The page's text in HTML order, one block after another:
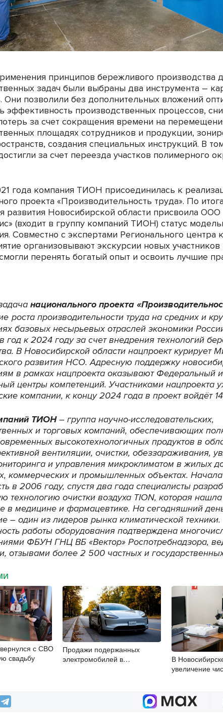
принципов бережливого производства
задач были выбраны два инструмента –
Они позволили без дополнительных вложений
эффективность производственных процессов,
за счет сокращения времени на
площадях сотрудников и продукции,
создания специальных инструкций. В
за счет переезда участков полимерного
года компания ТИОН присоединилась к
проекта «Производительность труда». По
развития Новосибирской области присвоила ООО
(входит в группу компаний ТИОН) статус
Совместно с экспертами Регионального центра
организовывают экскурсии новых участников
перенять богатый опыт и освоить лучшие
национального проекта
роста производительности труда на средних и
базовых несырьевых отраслей экономики
год к 2024 году за счет внедрения технологий
В Новосибирской области нацпроект курирует
развития НСО. Адресную поддержку
в рамках нацпроекта оказывают Федеральный и
центры компетенций. Участниками нацпроекта
компании, к концу 2024 года в проект войдёт
ТИОН– группа научно-исследовательских,
и торговых компаний, обеспечивающих
высокотехнологичных продуктов в
вентиляции, очистки, обеззараживания,
и управления микроклиматом в жилых
коммерческих и промышленных объектах.
в 2006 году, спустя два года специалисты
технологию очистки воздуха TION, которая
в медицине и фармацевтике. На сегодняшний
– один из лидеров рынка климатической техники.
работы оборудования подтверждена
ФБУН ГНЦ ВБ «Вектор» Роспотребнадзора,
отзывами более 2 500 частных и
с СВО
свадьбу
Продажи подержанных
электромобилей в
В
увеличение